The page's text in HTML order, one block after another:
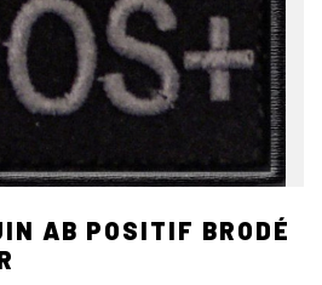
AB POSITIF BRODÉ